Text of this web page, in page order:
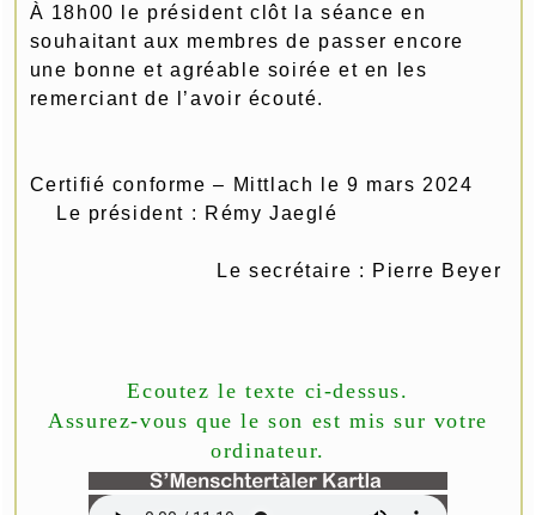
À 18h00 le président clôt la séance en
souhaitant aux membres de passer encore
une bonne et agréable soirée et en les
remerciant de l’avoir écouté.
Certifié conforme – Mittlach le 9 mars 2024
Le président : Rémy Jaeglé
Le secrétaire : Pierre Beyer
Ecoutez le texte ci-dessus.
Assurez-vous que le son est mis sur votre
ordinateur.